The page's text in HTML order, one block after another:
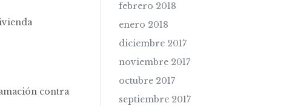
contra
febrero 2018
enero 2018
diciembre 2017
noviembre 2017
octubre 2017
septiembre 2017